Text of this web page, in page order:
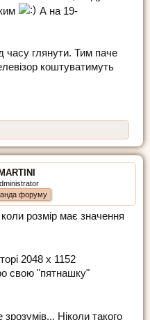
А на 19-
часу глянути. Тим паче
коштуватимуть
MARTINI
форуму
розмір має значення
2048 x 1152
свою "пятнашку"
Ніколи такого